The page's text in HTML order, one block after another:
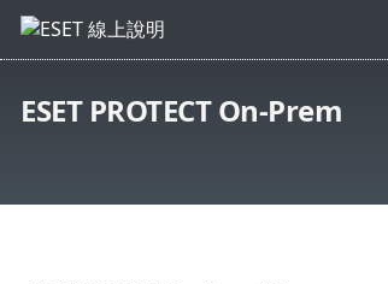
ESET PROTECT On-Prem